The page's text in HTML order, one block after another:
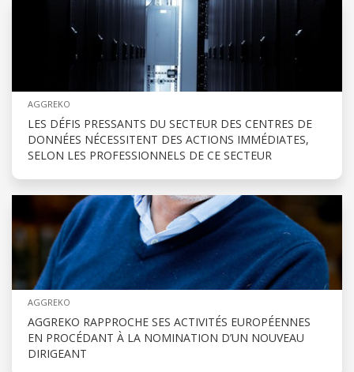
AGGREKO
LES DÉFIS PRESSANTS DU SECTEUR DES CENTRES DE
DONNÉES NÉCESSITENT DES ACTIONS IMMÉDIATES,
SELON LES PROFESSIONNELS DE CE SECTEUR
AGGREKO
AGGREKO RAPPROCHE SES ACTIVITÉS EUROPÉENNES
EN PROCÉDANT À LA NOMINATION D’UN NOUVEAU
DIRIGEANT